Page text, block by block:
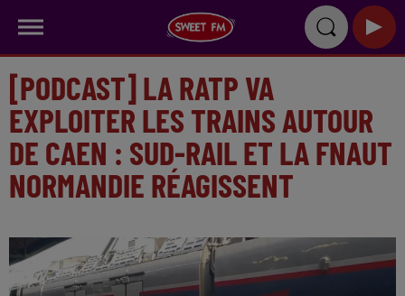
[PODCAST] LA RATP VA
EXPLOITER LES TRAINS AUTOUR
DE CAEN : SUD-RAIL ET LA FNAUT
NORMANDIE RÉAGISSENT